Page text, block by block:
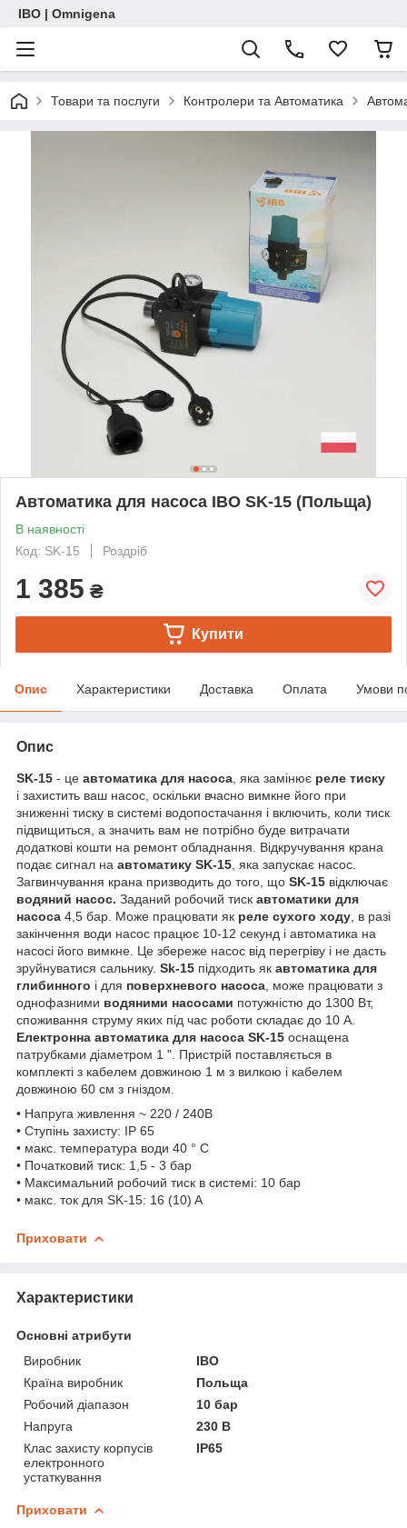
IBO | Omnigena
Товари та послуги Контролери та Автоматика
Автоматика для насоса IBO SK-15 (Польща)
В наявності
Код: SK-15
Роздріб
1 385 ₴
Купити
Опис Характеристики Доставка Оплата Умови
Опис
SK-15 - це автоматика для насоса , яка замінює реле тиску
і захистить ваш насос, оскільки вчасно вимкне його при
зниженні тиску в системі водопостачання і включить, коли тиск
підвищиться, а значить вам не потрібно буде витрачати
додаткові кошти на ремонт обладнання. Відкручування крана
подає сигнал на автоматику SK-15 , яка запускає насос.
Загвинчування крана призводить до того, що SK-15 відключає
водяний насос. Заданий робочий тиск автоматики для
насоса 4,5 бар. Може працювати як реле сухого ходу , в разі
закінчення води насос працює 10-12 секунд і автоматика на
насосі його вимкне. Це збереже насос від перегріву і не дасть
зруйнуватися сальнику. Sk-15 підходить як автоматика для
глибинного і для поверхневого насоса , може працювати з
однофазними водяними насосами потужністю до 1300 Вт,
споживання струму яких під час роботи складає до 10 A.
Електронна автоматика для насоса SK-15 оснащена
патрубками діаметром 1 ". Пристрій поставляється в
комплекті з кабелем довжиною 1 м з вилкою і кабелем
довжиною 60 см з гніздом.
• Напруга живлення ~ 220 / 240В
• Ступінь захисту: IP 65
• макс. температура води 40 ° С
• Початковий тиск: 1,5 - 3 бар
• Максимальний робочий тиск в системі: 10 бар
• макс. ток для SK-15: 16 (10) A
Приховати
Характеристики
Основні атрибути
Виробник
IBO
Країна виробник
Польща
Робочий діапазон
10 бар
Напруга
230 В
Клас захисту корпусів
електронного
устаткування
IP65
Приховати